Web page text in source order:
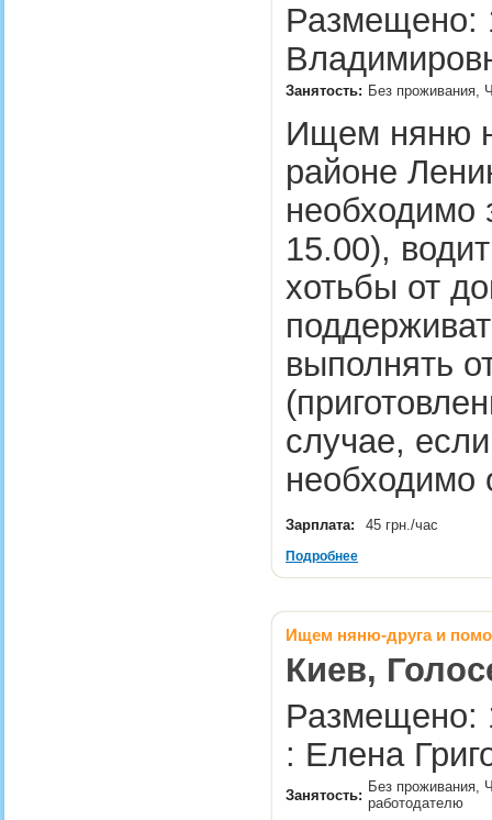
Размещено:
Занятость: Без проживания,
Ищем няню
районе
необходимо
15.00),
хотьбы от
выполнять
случае,
Зарплата: 45 грн./час
Подробнее
Ищем няню-друга и
Киев,
Размещено:
: Елена
Занятость:
Без проживания,
работодателю